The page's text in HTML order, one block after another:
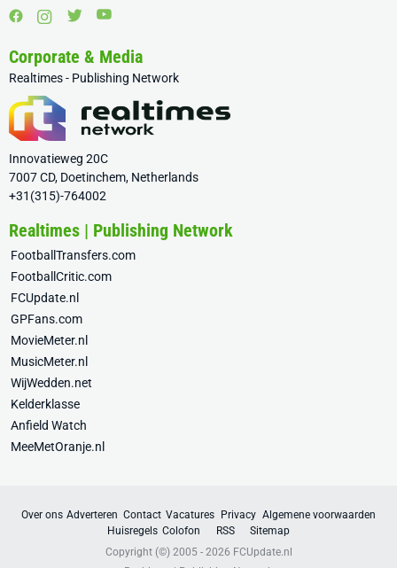
Corporate & Media
Realtimes - Publishing Network
Innovatieweg 20C
7007 CD, Doetinchem, Netherlands
+31(315)-764002
Realtimes | Publishing Network
FootballTransfers.com
FootballCritic.com
FCUpdate.nl
GPFans.com
MovieMeter.nl
MusicMeter.nl
WijWedden.net
Kelderklasse
Anfield Watch
MeeMetOranje.nl
Over ons Adverteren Contact Vacatures Privacy Algemene voorwaarden
Huisregels Colofon RSS
Sitemap
Copyright (©) 2005 - 2026 FCUpdate.nl